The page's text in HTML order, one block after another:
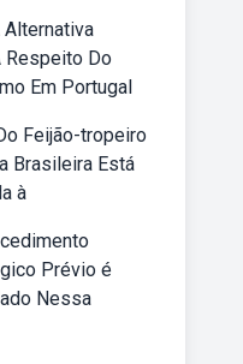
Respeito Do
Em Portugal
Feijão-tropeiro
Brasileira Está
à
Prévio é
Nessa